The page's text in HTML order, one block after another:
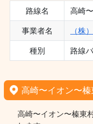
路線名 高崎
事業者名 （株
種別 路線
高崎〜イオン〜
高崎〜イオン〜榛東